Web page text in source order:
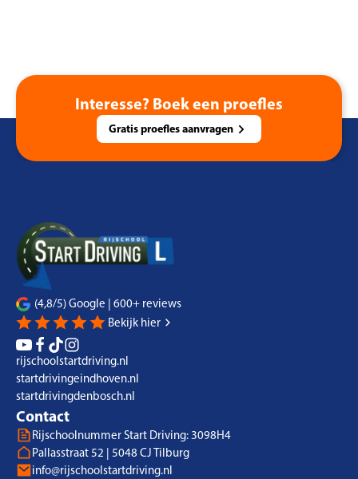
Interesse? Boek een proefles
Gratis proefles aanvragen
(4,8/5) Google | 600+ reviews
Bekijk hier
rijschoolstartdriving.nl
startdrivingeindhoven.nl
startdrivingdenbosch.nl
Contact
Rijschoolnummer Start Driving: 3098H4
Pallasstraat 52 | 5048 CJ Tilburg
info@rijschoolstartdriving.nl